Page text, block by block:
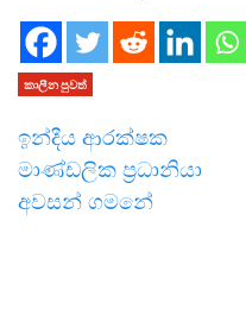
කාලීන පුවත්
ඉන්දීය ආරක්ෂක
මාණ්ඩලික ප්‍රධානියා
අවසන් ගමනේ